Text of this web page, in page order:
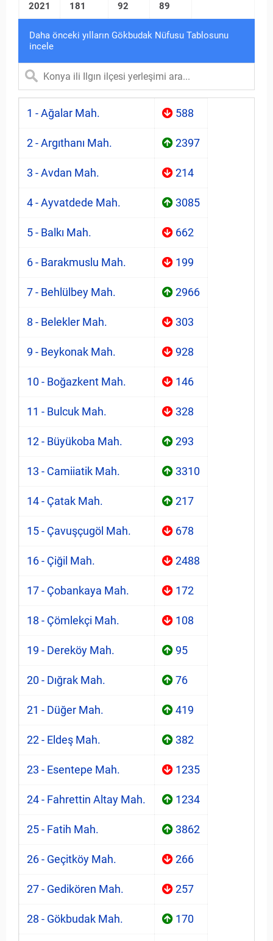
2021 181 92 89
Daha önceki yılların Gökbudak Nüfusu Tablosunu
incele
1 - Ağalar Mah. 588
2 - Argıthanı Mah. 2397
3 - Avdan Mah. 214
4 - Ayvatdede Mah. 3085
5 - Balkı Mah. 662
6 - Barakmuslu Mah. 199
7 - Behlülbey Mah. 2966
8 - Belekler Mah. 303
9 - Beykonak Mah. 928
10 - Boğazkent Mah. 146
11 - Bulcuk Mah. 328
12 - Büyükoba Mah. 293
13 - Camiiatik Mah. 3310
14 - Çatak Mah. 217
15 - Çavuşçugöl Mah. 678
16 - Çiğil Mah. 2488
17 - Çobankaya Mah. 172
18 - Çömlekçi Mah. 108
19 - Dereköy Mah. 95
20 - Dığrak Mah. 76
21 - Düğer Mah. 419
22 - Eldeş Mah. 382
23 - Esentepe Mah. 1235
24 - Fahrettin Altay Mah. 1234
25 - Fatih Mah. 3862
26 - Geçitköy Mah. 266
27 - Gedikören Mah. 257
28 - Gökbudak Mah. 170